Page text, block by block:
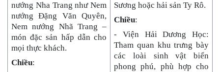
nướng Nha Trang như Nem
nướng Đặng Văn Quyên,
Nem nướng Nhã Trang –
món đặc sản hấp dẫn cho
mọi thực khách.
Chiều:
Sương hoặc hải sản Ty Rô.
Chiều:
- Viện Hải Dương Học:
Tham quan khu trưng bày
các loài sinh vật biển
phong phú, phù hợp cho